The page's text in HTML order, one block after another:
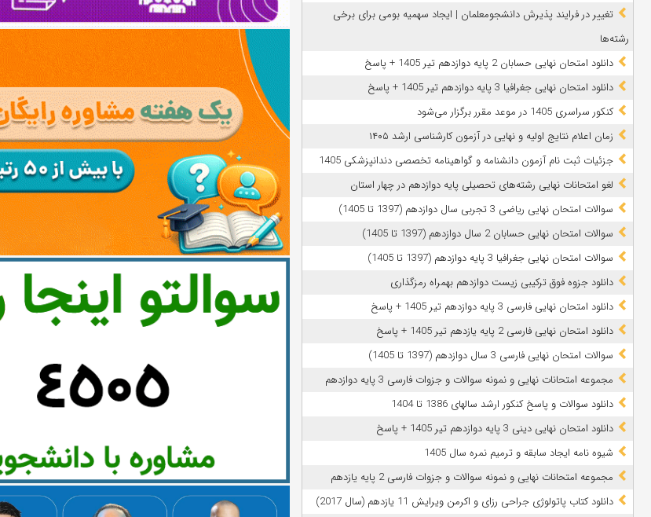
تغییر در فرایند پذیرش دانشجومعلمان | ایجاد سهمیه بومی برای برخی
رشته‌ها
دانلود امتحان نهایی حسابان 2 پایه دوازدهم تیر 1405 + پاسخ
دانلود امتحان نهایی جغرافیا 3 پایه دوازدهم تیر 1405 + پاسخ
کنکور سراسری 1405 در موعد مقرر برگزار می‌شود
زمان اعلام نتایج اولیه و نهایی در آزمون کارشناسی ارشد ۱۴۰۵
جزئیات ثبت نام آزمون دانشنامه و گواهینامه تخصصی دندانپزشکی 1405
لغو امتحانات نهایی رشته‌های تحصیلی پایه دوازدهم در چهار استان
سوالات امتحان نهایی ریاضی 3 تجربی سال دوازدهم (1397 تا 1405)
سوالات امتحان نهایی حسابان 2 سال دوازدهم (1397 تا 1405)
سوالات امتحان نهایی جغرافیا 3 پایه دوازدهم (1397 تا 1405)
دانلود جزوه فوق ترکیبی زیست دوازدهم بهمراه رمزگذاری
دانلود امتحان نهایی فارسی 3 پایه دوازدهم تیر 1405 + پاسخ
دانلود امتحان نهایی فارسی 2 پایه یازدهم تیر 1405 + پاسخ
سوالات امتحان نهایی فارسی 3 سال دوازدهم (1397 تا 1405)
مجموعه امتحانات نهایی و نمونه سوالات و جزوات فارسی 3 پایه دوازدهم
دانلود سوالات و پاسخ کنکور ارشد سالهای 1386 تا 1404
دانلود امتحان نهایی دینی 3 پایه دوازدهم تیر 1405 + پاسخ
شیوه نامه ایجاد سابقه و ترمیم نمره سال 1405
مجموعه امتحانات نهایی و نمونه سوالات و جزوات فارسی 2 پایه یازدهم
دانلود کتاب پاتولوژی جراحی رزای و اکرمن ویرایش 11 یازدهم (سال 2017)